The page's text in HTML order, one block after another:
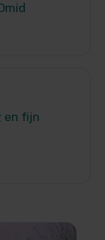
en fijn